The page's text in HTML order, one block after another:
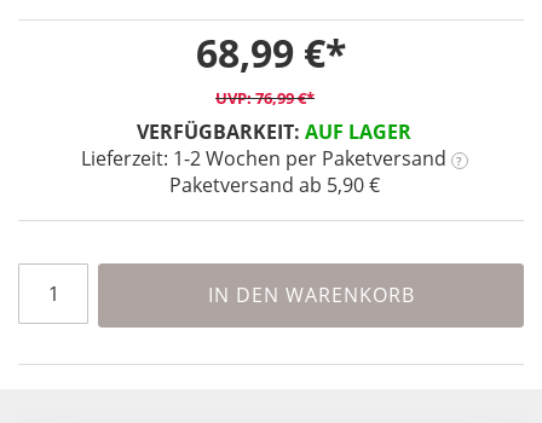
VERFÜGBARKEIT: AUF LAGER
Lieferzeit: 1-2 Wochen per Paketversand ?
Paketversand ab 5,90 €
68,99 €
76,99 €
IN DEN WARENKORB